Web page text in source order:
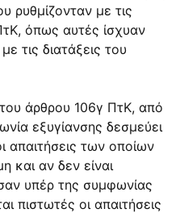
ρυθμίζονταν με τις
όπως αυτές ίσχυαν
τις διατάξεις του
άρθρου 106γ ΠτΚ, από
εξυγίανσης δεσμεύει
απαιτήσεις των οποίων
και αν δεν είναι
υπέρ της συμφωνίας
πιστωτές οι απαιτήσεις